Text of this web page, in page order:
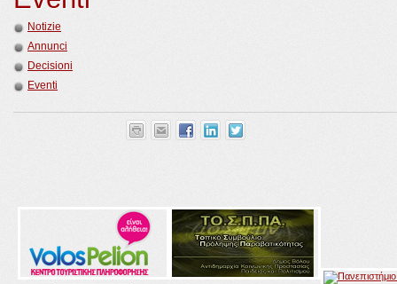
Notizie
Annunci
Decisioni
Eventi